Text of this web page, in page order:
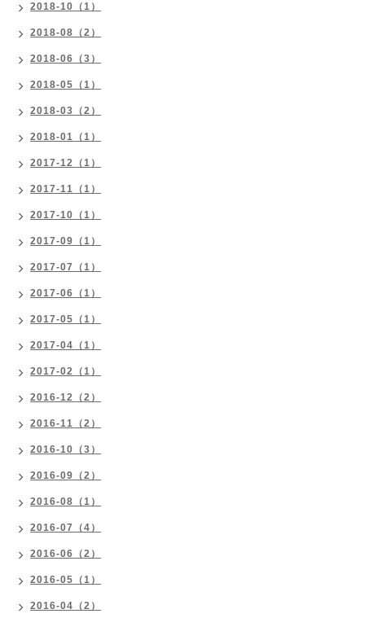
2018-10（1）
2018-08（2）
2018-06（3）
2018-05（1）
2018-03（2）
2018-01（1）
2017-12（1）
2017-11（1）
2017-10（1）
2017-09（1）
2017-07（1）
2017-06（1）
2017-05（1）
2017-04（1）
2017-02（1）
2016-12（2）
2016-11（2）
2016-10（3）
2016-09（2）
2016-08（1）
2016-07（4）
2016-06（2）
2016-05（1）
2016-04（2）